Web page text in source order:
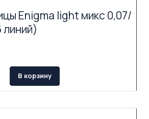
Enigma light микс 0,07/
линий)
В корзину